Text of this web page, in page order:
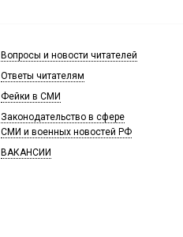
Вопросы и новости читателей
Ответы читателям
Фейки в СМИ
Законодательство в сфере
СМИ и военных новостей РФ
ВАКАНСИИ